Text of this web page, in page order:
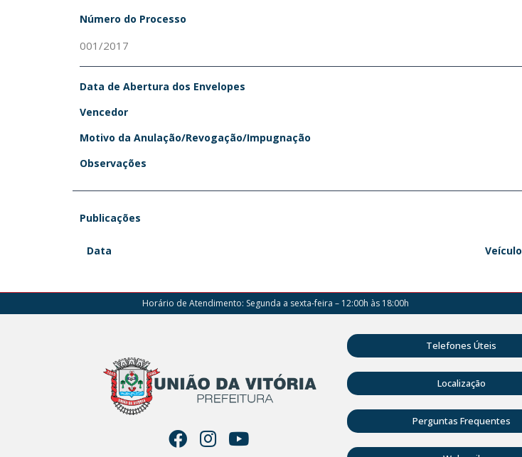
Número do Processo
001/2017
Data de Abertura dos Envelopes
Vencedor
Motivo da Anulação/Revogação/Impugnação
Observações
Publicações
Data Veículo
Horário de Atendimento: Segunda a sexta-feira – 12:00h às 18:00h
Telefones Úteis
Localização
Perguntas Frequentes